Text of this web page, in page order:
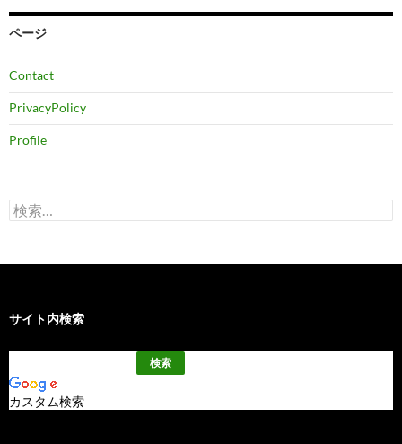
ブ
ページ
Contact
PrivacyPolicy
Profile
検
索:
サイト内検索
カスタム検索